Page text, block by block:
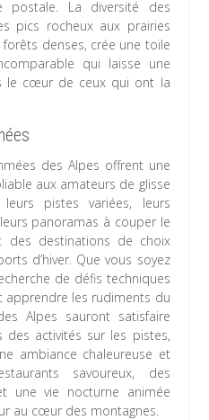
postale. La diversité des
pics rocheux aux prairies
denses, crée une toile
qui laisse une
le cœur de ceux qui ont la
des Alpes offrent une
aux amateurs de glisse
pistes variées, leurs
panoramas à couper le
des destinations de choix
d’hiver. Que vous soyez
de défis techniques
les rudiments du
Alpes sauront satisfaire
des activités sur les pistes,
ambiance chaleureuse et
savoureux, des
une vie nocturne animée
au cœur des montagnes.